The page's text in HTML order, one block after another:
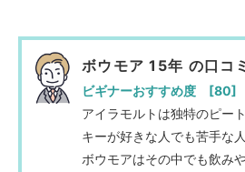
ボウモア 15年 の口コ
ビギナーおすすめ度 [80]
アイラモルトは独特のピー
キーが好きな人でも苦手な
ボウモアはその中でも飲み